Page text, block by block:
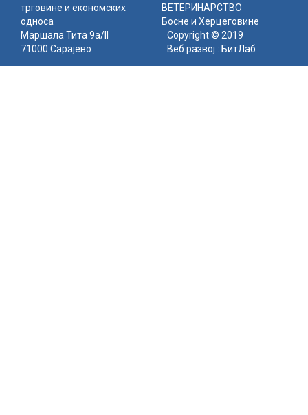
трговине и економских
односа
ВЕТЕРИНАРСТВО
Босне и Херцеговине
Маршала Тита 9а/II
71000 Сарајево
Copyright © 2019
Веб развој : БитЛаб